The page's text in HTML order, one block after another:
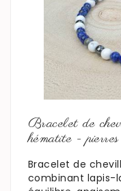
Bracelet de
hématite -
Bracelet de
combinant lapis-